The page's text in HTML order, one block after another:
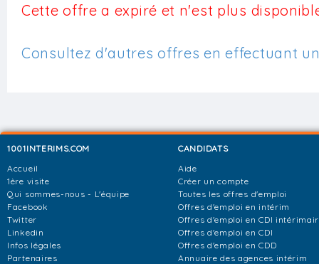
Cette offre a expiré et n'est plus
Consultez d'autres offres en effectuant
1001INTERIMS.COM
Accueil
1ère visite
Qui sommes-nous - L'équipe
Facebook
Twitter
Linkedin
Infos légales
Partenaires
CANDIDATS
Aide
Créer un compte
Toutes les offres d'emploi
Offres d'emploi en intérim
Offres d'emploi en CDI
Offres d'emploi en CDI
Offres d'emploi en CDD
Annuaire des agences intérim